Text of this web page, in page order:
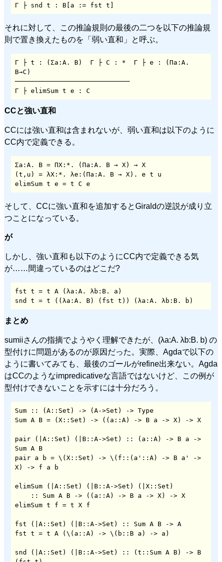
Γ ├ snd t : B[a := fst t]
それに対して、この推論規則の最後の二つを以下の推論規
則で置き換えたものを「弱い直和」と呼ぶ。
Γ ├ t : (Σa:A. B)  Γ ├ C : *  Γ ├ e : (Πa:A.
B→C)
─────────────────────────────
Γ ├ elimSum t e : C
CCと強い直和
CCには強い直和は含まれないが、弱い直和は以下のように
CC内で定義できる。
Σa:A. B = ΠX:*. (Πa:A. B → X) → X
(t,u) = λX:*. λe:(Πa:A. B → X). e t u
elimSum t e = t C e
そして、CCに強い直和を追加するとGiraldの逆説が成り立
つことになっている。
が
しかし、強い直和も以下のようにCC内で定義できる気
が……間違っているのはどこだ?
fst t = t A (λa:A. λb:B. a)
snd t = t ((λa:A. B) (fst t)) (λa:A. λb:B. b)
まとめ
sumiiさんの指摘でようやく理解できたが、(λa:A. λb:B. b) の
型付けに問題があるのが原因だった。実際、Agdaで以下の
ように書いてみても、最後のゴールがrefine出来ない。Agda
はCCのようなimpredicativeな言語ではないけど、この例が
型付けできないことを示すには十分だろう。
Sum :: (A::Set) -> (A->Set) -> Type
Sum A B = (X::Set) -> ((a::A) -> B a -> X) -> X
pair (|A::Set) (|B::A->Set) :: (a::A) -> B a ->
Sum A B
pair a b = \(X::Set) -> \(f::(a'::A) -> B a' ->
X) -> f a b
elimSum (|A::Set) (|B::A->Set) (|X::Set)
elimSum t f = t X f
fst (|A::Set) (|B::A->Set) :: Sum A B -> A
fst t = t A (\(a::A) -> \(b::B a) -> a)
snd (|A::Set) (|B::A->Set) :: (t::Sum A B) -> B